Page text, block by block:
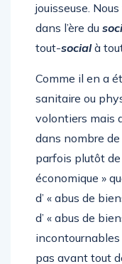
jouisseuse.
dans l’ère du
tout-socialà
Comme il en a
sanitaire ou
volontiers mais
dans nombre
parfois plutôt de
économique »
d’ « abus de
d’ « abus de
incontournables
pas avant tout